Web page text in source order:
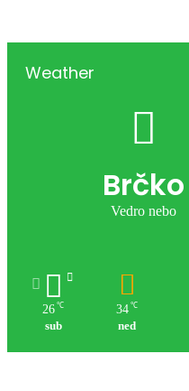
Weather
Brčko
Vedro nebo
26 ℃
sub
34 ℃
ned